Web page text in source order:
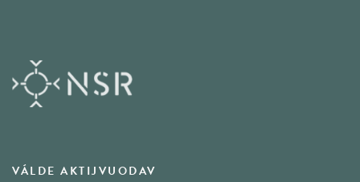
VÁLDE AKTIJVUODAV